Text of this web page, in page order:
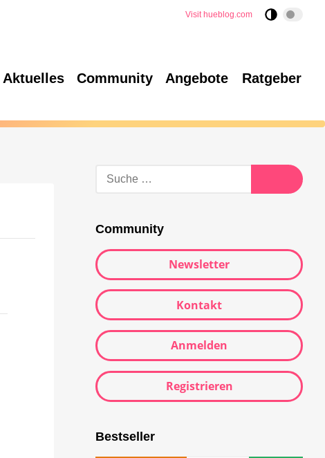
Visit hueblog.com
Aktuelles Community Angebote Ratgeber
Community
Newsletter
Kontakt
Anmelden
Registrieren
Bestseller